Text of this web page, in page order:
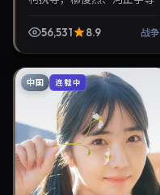
上映。剧情围绕都市情感与
56,531 8.9 战争
中国 连载中